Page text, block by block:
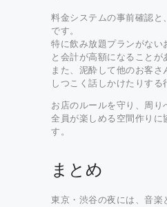
料金システムの事前確認と
です。
特に飲み放題プランがない
と会計が高額になることが
また、泥酔して他のお客さ
しつこく話しかけたりする
お店のルールを守り、周り
全員が楽しめる空間作りに
す。
まとめ
東京・渋谷の夜には、音楽